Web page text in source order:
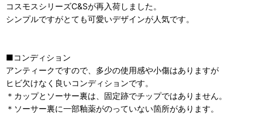
コスモスシリーズC&Sが再入荷しました。
シンプルですがとても可愛いデザインが人気です。
■コンディション
アンティークですので、多少の使用感や小傷はありますが
ヒビ欠けなく良いコンディションです。
＊カップとソーサー裏は、固定跡でチップではありません。
＊ソーサー裏に一部釉薬がのっていない箇所があります。